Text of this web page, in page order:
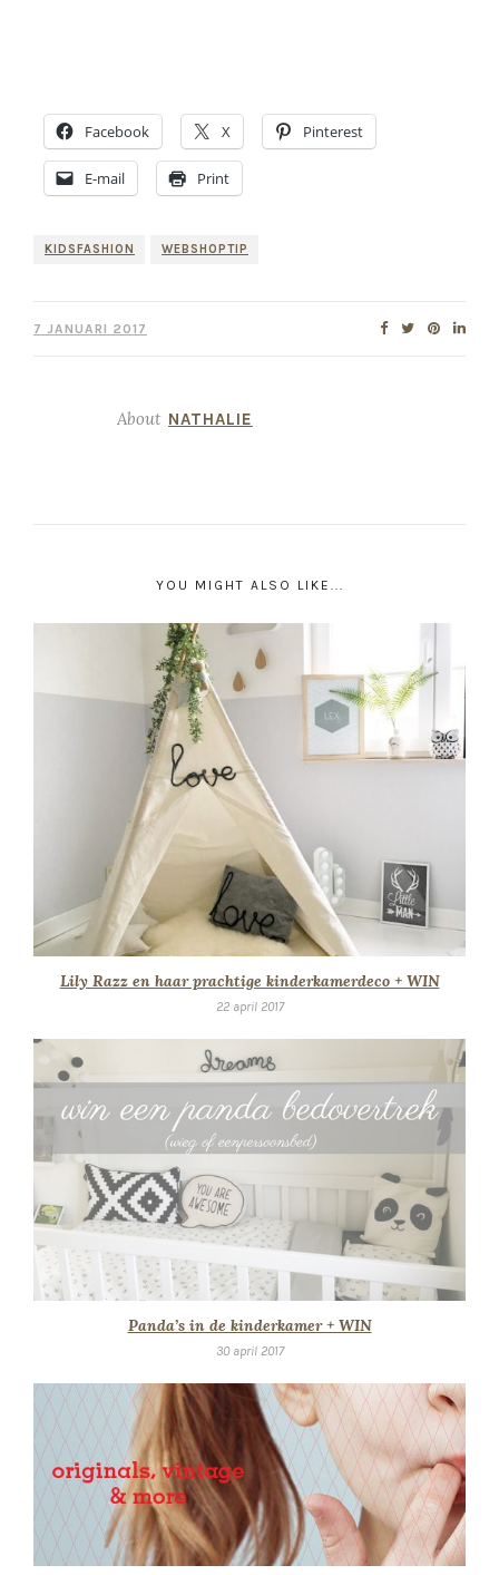
Facebook X Pinterest
E-mail Print
KIDSFASHION WEBSHOPTIP
7 JANUARI 2017
About NATHALIE
YOU MIGHT ALSO LIKE...
Lily Razz en haar prachtige kinderkamerdeco + WIN
22 april 2017
Panda’s in de kinderkamer + WIN
30 april 2017